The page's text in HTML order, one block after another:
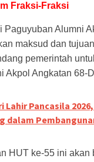
Fraksi-Fraksi
Paguyuban Alumni
maksud dan
pemerintah
Akpol Angkatan 68-
Lahir Pancasila
dalam
HUT ke-55 ini